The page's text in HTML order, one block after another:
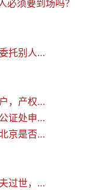
必须要到场吗？
房产证上就丈夫一个人名字，先要委托别人卖出，请问妻子是否需要到场？
二房东和原房东房产公证过但没过户，产权证在二房东手里，买此房有风险吗？
我的住所北京大兴，能到北京任一公证处申请办理相关公证吗？
委托公证的事项十分急迫，请问在北京是否可以加急？
房产证上只有丈夫一人名字，现丈夫过世，可否直接过到子女名下？